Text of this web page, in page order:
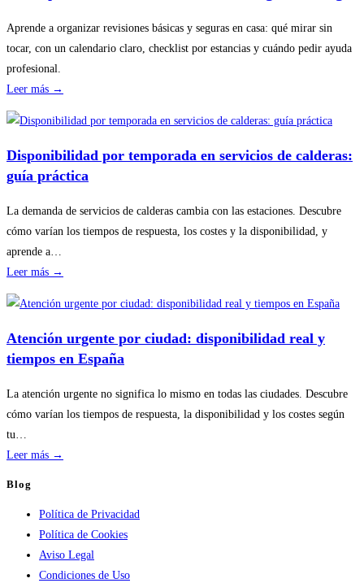
Aprende a organizar revisiones básicas y seguras en casa: qué mirar sin
tocar, con un calendario claro, checklist por estancias y cuándo pedir ayuda
profesional.
Leer más →
planificar
revisiones
básicas
hogar
sin
Disponibilidad por temporada en servicios de calderas:
guía práctica
La demanda de servicios de calderas cambia con las estaciones. Descubre
cómo varían los tiempos de respuesta, los costes y la disponibilidad, y
aprende a…
Leer más →
por
temporada
de
calderas:
Atención urgente por ciudad: disponibilidad real y
tiempos en España
La atención urgente no significa lo mismo en todas las ciudades. Descubre
cómo varían los tiempos de respuesta, la disponibilidad y los costes según
tu…
Leer más →
por
ciudad:
disponibilidad
real
Blog
Política de Privacidad
Política de Cookies
Aviso Legal
Condiciones de Uso